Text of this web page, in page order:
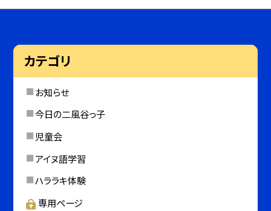
カテゴリ
お知らせ
今日の二風谷っ子
児童会
アイヌ語学習
ハララキ体験
専用ページ